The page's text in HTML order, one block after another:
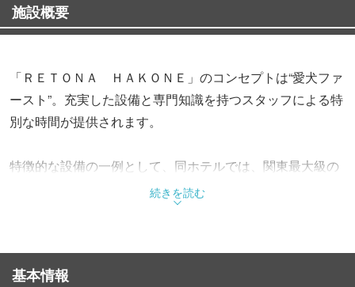
施設概要
「ＲＥＴＯＮＡ ＨＡＫＯＮＥ」のコンセプトは“愛犬ファ
ースト”。充実した設備と専門知識を持つスタッフによる特
別な時間が提供されます。
特徴的な設備の一例として、同ホテルでは、関東最大級の
規模を誇る天然芝のドッグパークや森の散歩道をイメージ
したドッグガーデン、全天候型の屋内ドッグランを完備。
す。
続きを読む
基本情報